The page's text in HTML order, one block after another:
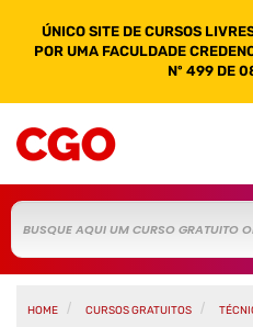
ÚNICO SITE DE CURSOS
POR UMA FACULDADE
Nº 499 DE
HOME CURSOS GRATUITOS